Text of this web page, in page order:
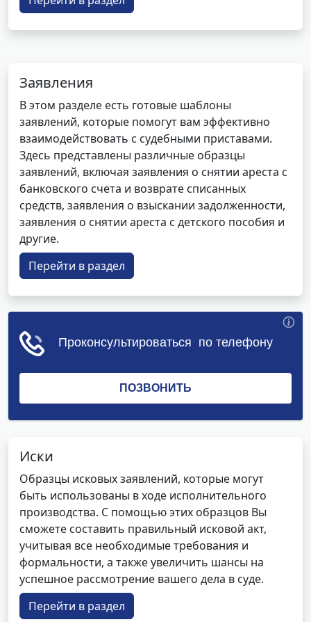
Заявления
В этом разделе есть готовые шаблоны
заявлений, которые помогут вам эффективно
взаимодействовать с судебными приставами.
Здесь представлены различные образцы
заявлений, включая заявления о снятии ареста с
банковского счета и возврате списанных
средств, заявления о взыскании задолженности,
заявления о снятии ареста с детского пособия и
другие.
Перейти в раздел
Иски
Образцы исковых заявлений, которые могут
быть использованы в ходе исполнительного
производства. С помощью этих образцов Вы
сможете составить правильный исковой акт,
учитывая все необходимые требования и
формальности, а также увеличить шансы на
успешное рассмотрение вашего дела в суде.
Перейти в раздел